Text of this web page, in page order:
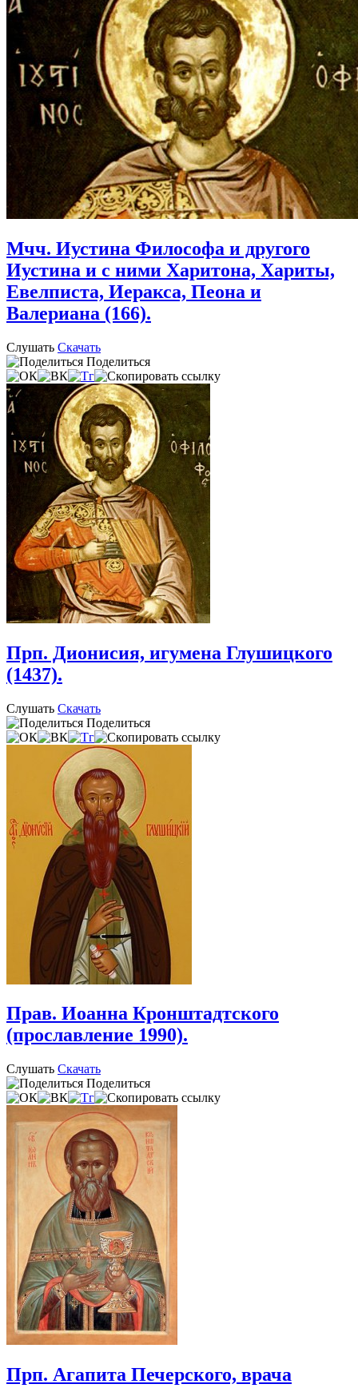
Мчч. Иустина Философа и другого
Иустина и с ними Харитона, Хариты,
Евелписта, Иеракса, Пеона и
Валериана (166).
Слушать Скачать
Поделиться
Прп. Дионисия, игумена Глушицкого
(1437).
Слушать Скачать
Поделиться
Прав. Иоанна Кронштадтского
(прославление 1990).
Слушать Скачать
Поделиться
Прп. Агапита Печерского, врача